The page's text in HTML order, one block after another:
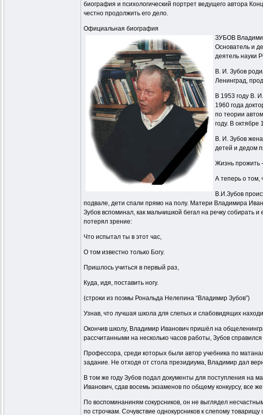
биография и психологический портрет ведущего автора
честно продолжить его дело.
Официальная биография
ЗУБОВ
Основатель и
деятель науки
В. И. Зубов
Ленинград,
В 1953 году В.
1960 года
по теории
году. В октябре
В. И. Зубов
детей и дедом
Жизнь прожить
А теперь о
В.И.Зубов
подвале, дети спали прямо на полу. Матери Владимира
Зубов вспоминал, как мальчишкой бегал на речку собирать
потерял зрение:
Что испытал ты в этот час,
О том известно только Богу.
Пришлось учиться в первый раз,
Куда, идя, поставить ногу.
(строки из поэмы Рональда Нелепина “Владимир Зубов”)
Узнав, что лучшая школа для слепых и слабовидящих
Окончив школу, Владимир Иванович пришёл на
рассчитанными на несколько часов работы, Зубов
Профессора, среди которых были автор учебника по
задание. Не отходя от стола президиума, Владимир дал
В том же году Зубов подал документы для поступления на
Иванович, сдав восемь экзаменов по общему конкурсу, все
По воспоминаниням сокурсников, он не выглядел
по строчкам. Сочувствие однокурсников к слепому